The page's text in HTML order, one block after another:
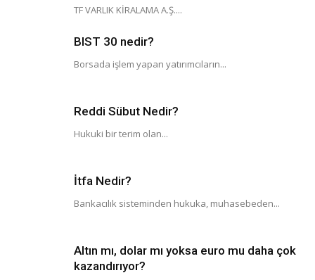
TF VARLIK KİRALAMA A.Ş....
BIST 30 nedir?
Borsada işlem yapan yatırımcıların...
Reddi Sübut Nedir?
Hukuki bir terim olan...
İtfa Nedir?
Bankacılık sisteminden hukuka, muhasebeden...
Altın mı, dolar mı yoksa euro mu daha çok
kazandırıyor?